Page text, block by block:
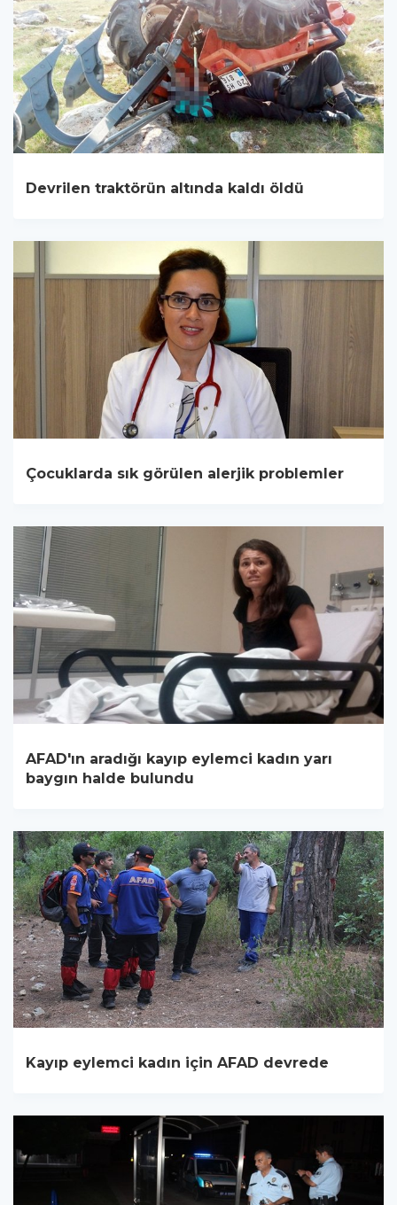
Devrilen traktörün altında kaldı öldü
Çocuklarda sık görülen alerjik problemler
AFAD'ın aradığı kayıp eylemci kadın yarı
baygın halde bulundu
Kayıp eylemci kadın için AFAD devrede